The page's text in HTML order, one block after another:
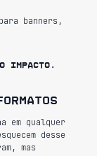
banners,
impacto.
em qualquer
desse
mas